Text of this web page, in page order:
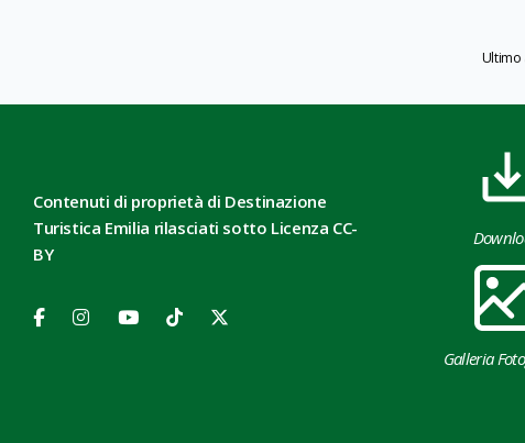
Ultimo
Contenuti di proprietà di Destinazione
Turistica Emilia rilasciati sotto Licenza CC-
BY
Galleria